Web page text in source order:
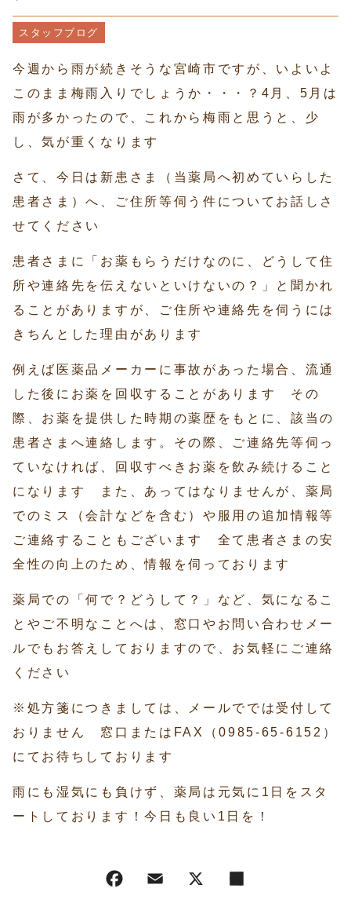
スタッフブログ
今週から雨が続きそうな宮崎市ですが、いよいよ
このまま梅雨入りでしょうか・・・？4月、5月は
雨が多かったので、これから梅雨と思うと、少
し、気が重くなります
さて、今日は新患さま（当薬局へ初めていらした
患者さま）へ、ご住所等伺う件についてお話しさ
せてください
患者さまに「お薬もらうだけなのに、どうして住
所や連絡先を伝えないといけないの？」と聞かれ
ることがありますが、ご住所や連絡先を伺うには
きちんとした理由があります
例えば医薬品メーカーに事故があった場合、流通
した後にお薬を回収することがあります その
際、お薬を提供した時期の薬歴をもとに、該当の
患者さまへ連絡します。その際、ご連絡先等伺っ
ていなければ、回収すべきお薬を飲み続けること
になります また、あってはなりませんが、薬局
でのミス（会計などを含む）や服用の追加情報等
ご連絡することもございます 全て患者さまの安
全性の向上のため、情報を伺っております
薬局での「何で？どうして？」など、気になるこ
とやご不明なことへは、窓口やお問い合わせメー
ルでもお答えしておりますので、お気軽にご連絡
ください
※処方箋につきましては、メールででは受付して
おりません 窓口またはFAX（0985-65-6152）
にてお待ちしております
雨にも湿気にも負けず、薬局は元気に1日をスタ
ートしております！今日も良い1日を！